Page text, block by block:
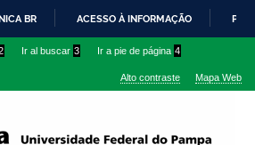
IR
O
BR ACESSO À INFORMAÇÃO
Ir al buscar 3 Ir a pie de página 4
Alto contraste Mapa Web